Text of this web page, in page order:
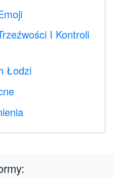
I Kontroli
Łodzi